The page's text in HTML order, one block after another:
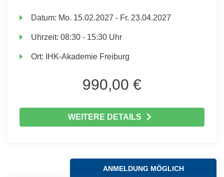
Datum: Mo. 15.02.2027 - Fr. 23.04.2027
Uhrzeit:08:30 - 15:30 Uhr
Ort: IHK-Akademie Freiburg
990,00 €
WEITERE DETAILS
ANMELDUNG MÖGLICH